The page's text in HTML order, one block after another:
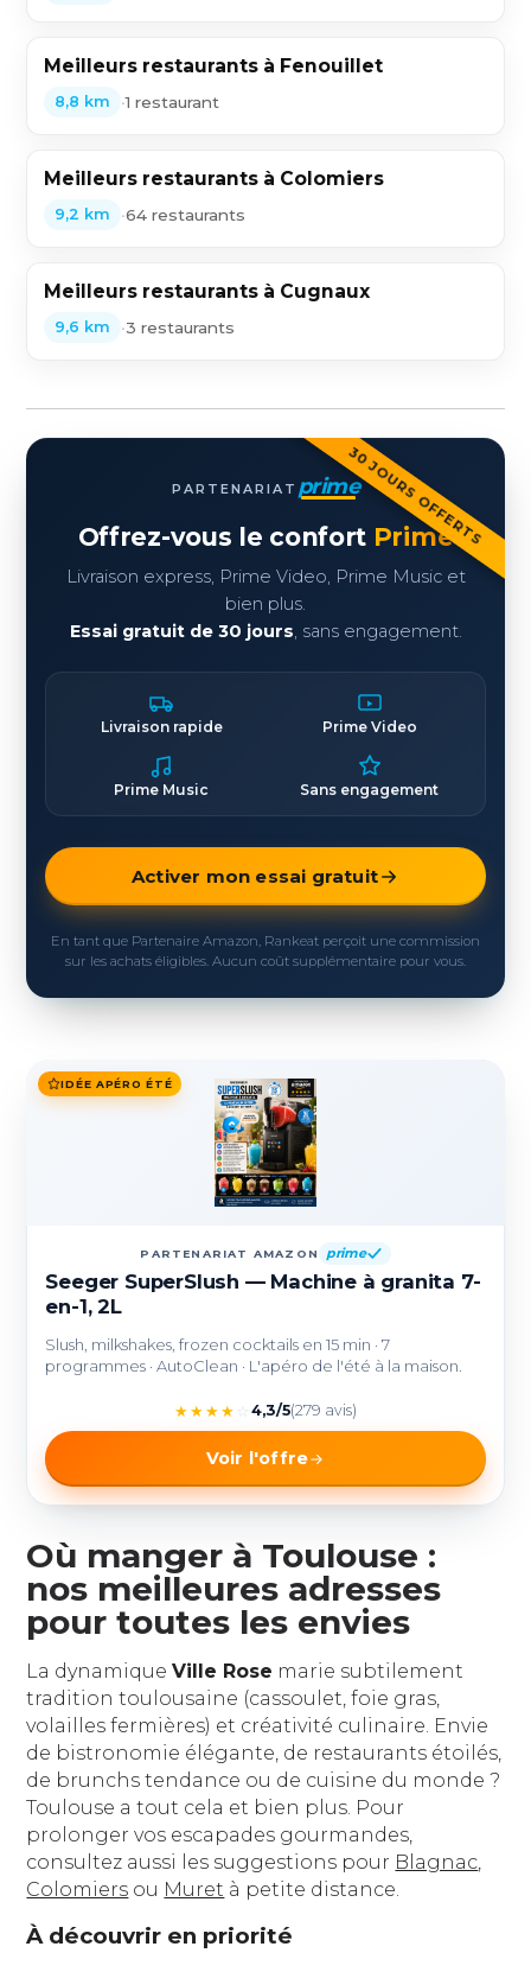
Meilleurs restaurants à Fenouillet
8,8 km •1 restaurant
Meilleurs restaurants à Colomiers
9,2 km •64 restaurants
Meilleurs restaurants à Cugnaux
9,6 km •3 restaurants
30 JOURS OFFERTS
PARTENARIAT prime
Offrez-vous le confort Prime
Livraison express, Prime Video, Prime Music et
bien plus.
Essai gratuit de 30 jours, sans engagement.
Livraison rapide Prime Video
Prime Music Sans engagement
Activer mon essai gratuit
En tant que Partenaire Amazon, Rankeat perçoit une commission
sur les achats éligibles. Aucun coût supplémentaire pour vous.
IDÉE APÉRO ÉTÉ
PARTENARIAT AMAZON prime
Seeger SuperSlush — Machine à granita 7-
en-1, 2L
Slush, milkshakes, frozen cocktails en 15 min · 7
programmes · AutoClean · L'apéro de l'été à la maison.
★★★★ 4,3/5(279 avis)
Voir l'offre
Où manger à Toulouse :
nos meilleures adresses
pour toutes les envies
La dynamiqueVille Rose marie subtilement
tradition toulousaine (cassoulet, foie gras,
volailles fermières) et créativité culinaire. Envie
de bistronomie élégante, de restaurants étoilés,
de brunchs tendance ou de cuisine du monde ?
Toulouse a tout cela et bien plus. Pour
prolonger vos escapades gourmandes,
consultez aussi les suggestions pour Blagnac,
Colomiers ou Muret à petite distance.
À découvrir en priorité